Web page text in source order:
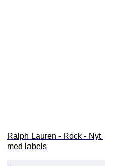
Ralph Lauren - Rock - Nyt
med labels